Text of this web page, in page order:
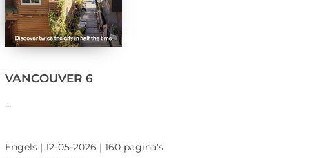
VANCOUVER 6
...
Engels | 12-05-2026 | 160 pagina's